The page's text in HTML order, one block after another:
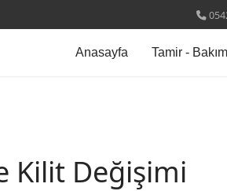
Anasayfa Tamir - Bakım
Kilit Değişimi